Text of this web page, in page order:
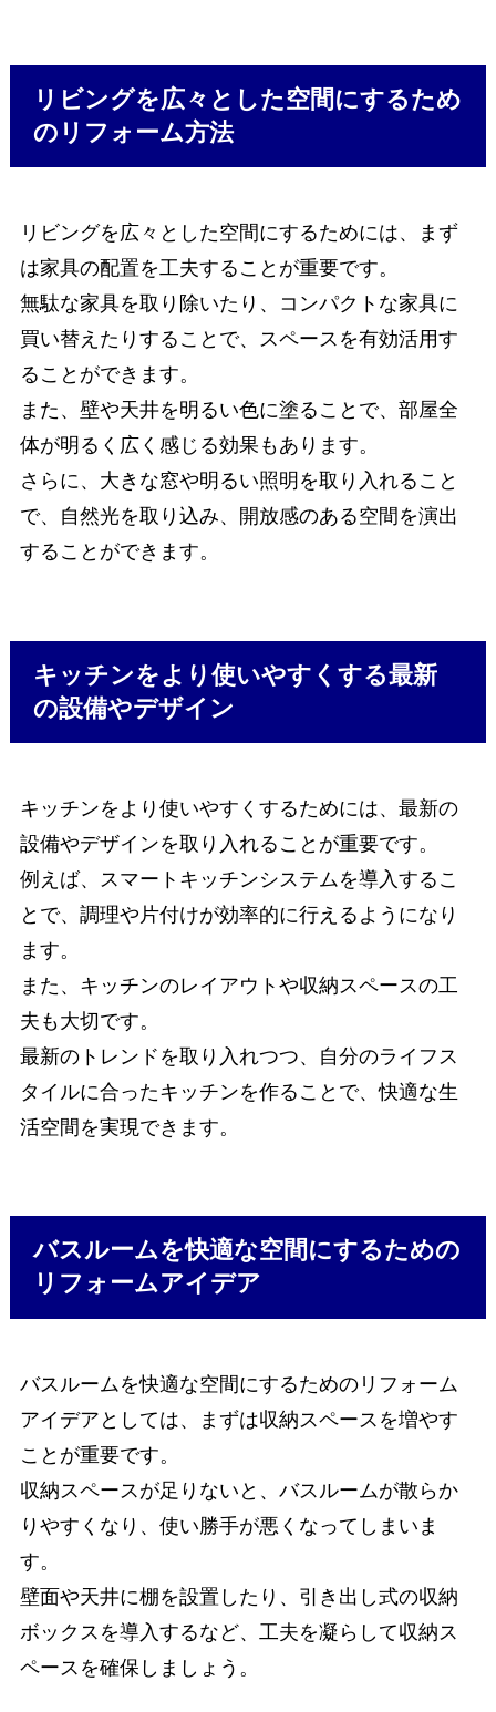
リビングを広々とした空間にするため
のリフォーム方法
リビングを広々とした空間にするためには、まず
は家具の配置を工夫することが重要です。
無駄な家具を取り除いたり、コンパクトな家具に
買い替えたりすることで、スペースを有効活用す
ることができます。
また、壁や天井を明るい色に塗ることで、部屋全
体が明るく広く感じる効果もあります。
さらに、大きな窓や明るい照明を取り入れること
で、自然光を取り込み、開放感のある空間を演出
することができます。
キッチンをより使いやすくする最新
の設備やデザイン
キッチンをより使いやすくするためには、最新の
設備やデザインを取り入れることが重要です。
例えば、スマートキッチンシステムを導入するこ
とで、調理や片付けが効率的に行えるようになり
ます。
また、キッチンのレイアウトや収納スペースの工
夫も大切です。
最新のトレンドを取り入れつつ、自分のライフス
タイルに合ったキッチンを作ることで、快適な生
活空間を実現できます。
バスルームを快適な空間にするための
リフォームアイデア
バスルームを快適な空間にするためのリフォーム
アイデアとしては、まずは収納スペースを増やす
ことが重要です。
収納スペースが足りないと、バスルームが散らか
りやすくなり、使い勝手が悪くなってしまいま
す。
壁面や天井に棚を設置したり、引き出し式の収納
ボックスを導入するなど、工夫を凝らして収納ス
ペースを確保しましょう。